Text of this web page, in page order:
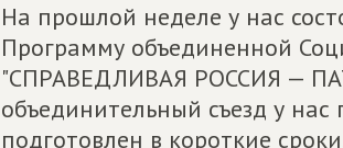
На прошлой неделе у нас
Программу объединенной
"СПРАВЕДЛИВАЯ РОССИЯ —
объединительный съезд у
подготовлен в короткие